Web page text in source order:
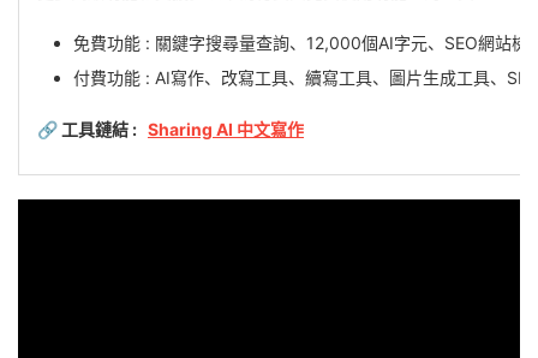
免費功能 : 關鍵字搜尋量查詢、12,000個AI字元、SEO網站檢
付費功能 : AI寫作、改寫工具、續寫工具、圖片生成工具、
🔗 工具鏈結 : Sharing AI 中文寫作